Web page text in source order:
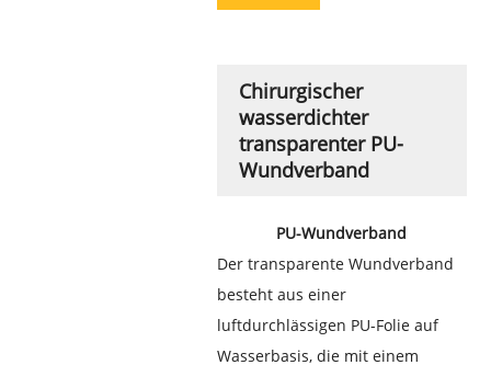
Chirurgischer
wasserdichter
transparenter PU-
Wundverband
PU-Wundverband
Der transparente Wundverband
besteht aus einer
luftdurchlässigen PU-Folie auf
Wasserbasis, die mit einem